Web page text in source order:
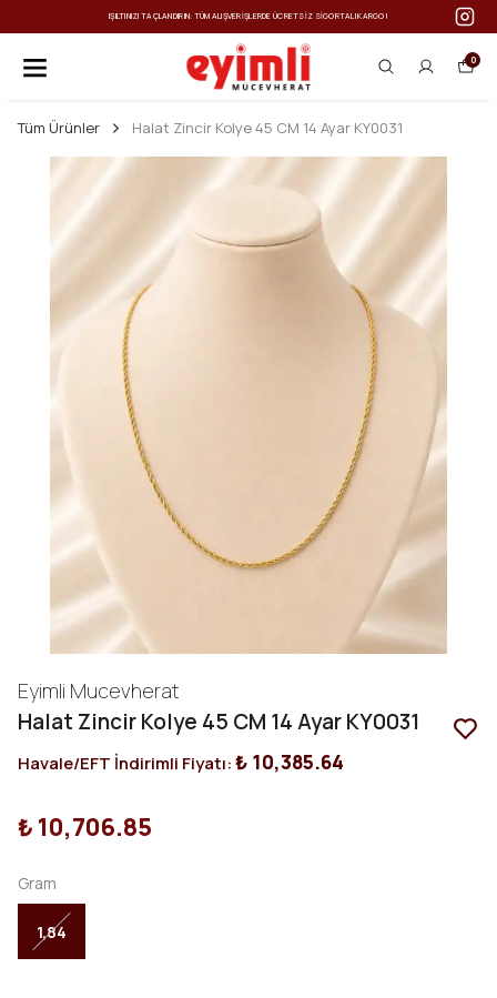
IŞILTINIZI TAÇLANDIRIN: TÜM ALIŞVERIŞLERDE ÜCRETSIZ SIGORTALI KARGO!
0
Tüm Ürünler Halat Zincir Kolye 45 CM 14 Ayar KY0031
Eyimli Mucevherat
Halat Zincir Kolye 45 CM 14 Ayar KY0031
Havale/EFT İndirimli Fiyatı:₺ 10,385.64
₺ 10,706.85
Gram
1,84